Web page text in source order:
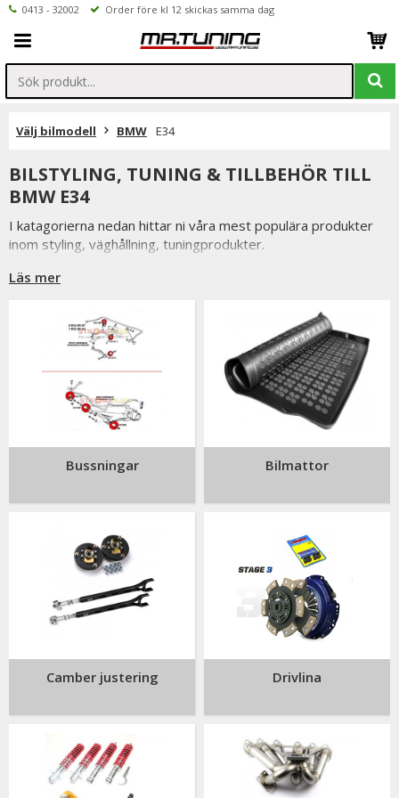
0413 - 32002 Order före kl 12 skickas samma dag
Välj bilmodell BMW E34
BILSTYLING, TUNING & TILLBEHÖR TILL
BMW E34
I katagorierna nedan hittar ni våra mest populära produkter
inom styling, väghållning, tuningprodukter.
Är det något som du funderar över eller inte hittar i vårt
Till BMW E34.
Läs mer
Bussningar Bilmattor
Camber justering Drivlina